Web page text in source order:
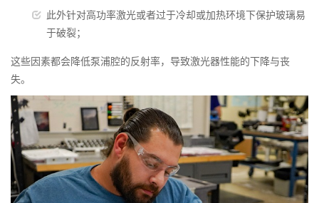
此外针对高功率激光或者过于冷却或加热环境下保护玻璃易
于破裂；
这些因素都会降低泵浦腔的反射率，导致激光器性能的下降与丧
失。